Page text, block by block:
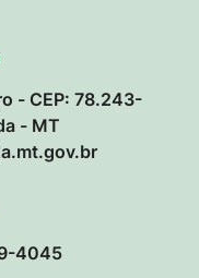
- CEP: 78.243-
- MT
4045